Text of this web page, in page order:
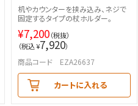
机やカウンターを挟み込み、ネジで
固定するタイプの杖ホルダー。
¥7,200（税抜）
（税込 ¥7,920）
商品コード EZA26637
カートに入れる